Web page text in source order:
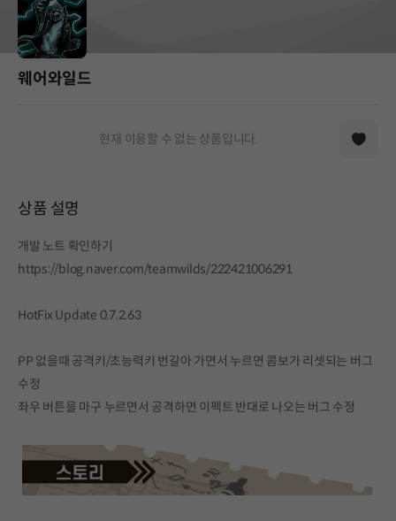
웨어와일드
현재 이용할 수 없는 상품입니다.
상품 설명
개발 노트 확인하기
https://blog.naver.com/teamwilds/222421006291
HotFix Update 0.7.2.63
PP 없을때 공격키/초능력키 번갈아 가면서 누르면 콤보가 리셋되는 버그
수정
좌우 버튼을 마구 누르면서 공격하면 이펙트 반대로 나오는 버그 수정